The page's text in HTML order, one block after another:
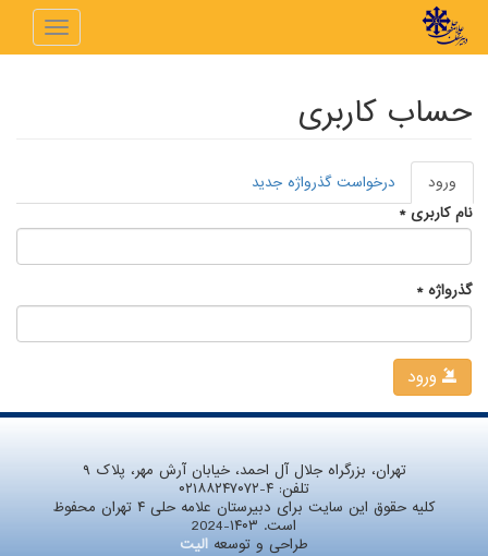
رفتن به محتوای اصلی
Toggle
حساب کاربری
تب‌های اولیه
ورود
فعال)
درخواست گذرواژه جدید
نام کاربری*
گذرواژه*
تهران، بزرگراه جلال آل احمد، خیابان آرش مهر، پلاک ۹
تلفن: ۰۲۱۸۸۲۴۷۰۷۲-۴
کلیه حقوق این سایت برای دبیرستان علامه حلی ۴ تهران محفوظ
است. ۱۴۰۳-2024
طراحی و توسعه الیت